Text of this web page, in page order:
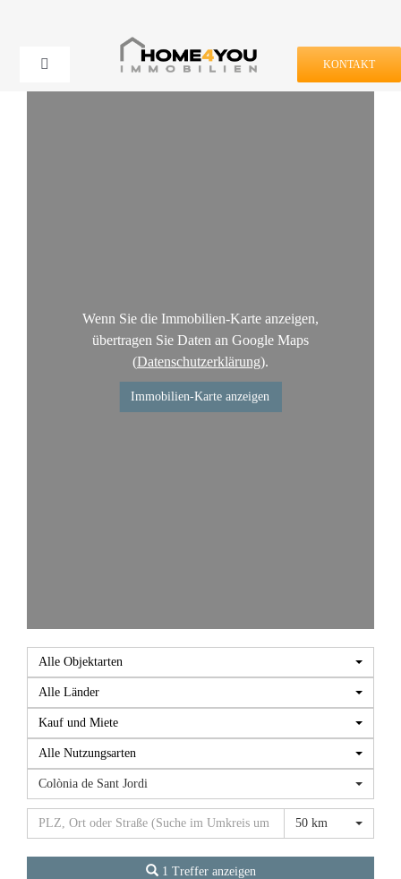
Toggle
Unternehmen
KONTAKT
Wenn Sie die Immobilien-Karte anzeigen,
übertragen Sie Daten an Google Maps
(Datenschutzerklärung).
Immobilien-Karte anzeigen
Alle Objektarten
Alle Länder
Kauf und Miete
Alle Nutzungsarten
Colònia de Sant Jordi
50 km
1 Treffer anzeigen